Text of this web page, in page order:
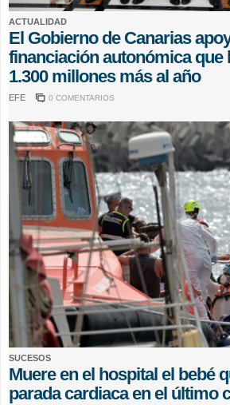
ACTUALIDAD
El Gobierno de Canarias
financiación autonómica que
1.300 millones más al año
EFE 0 COMENTARIOS
SUCESOS
Muere en el hospital el bebé
parada cardiaca en el último